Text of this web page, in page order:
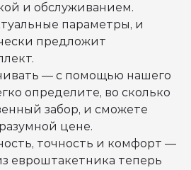
и обслуживанием.
параметры, и
предложит
— с помощью нашего
определите, во сколько
забор, и сможете
цене.
точность и комфорт —
евроштакетника теперь